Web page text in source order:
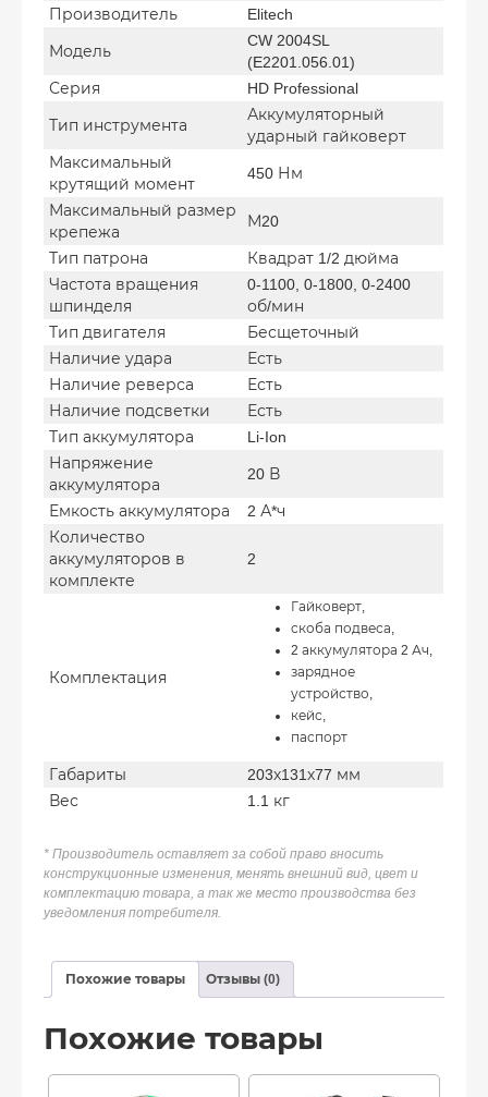
Производитель Elitech
Модель
CW 2004SL
(E2201.056.01)
Серия
HD Professional
Тип инструмента
Аккумуляторный
ударный гайковерт
Максимальный
крутящий момент
450 Нм
Максимальный размер
крепежа
М20
Тип патрона
Квадрат 1/2 дюйма
Частота вращения
шпинделя
0-1100, 0-1800, 0-2400
об/мин
Тип двигателя
Бесщеточный
Наличие удара
Есть
Наличие реверса
Есть
Наличие подсветки
Есть
Тип аккумулятора
Li-Ion
Напряжение
аккумулятора
20 В
Емкость аккумулятора
2 А*ч
Количество
аккумуляторов в
комплекте
2
Комплектация
Гайковерт,
скоба подвеса,
2 аккумулятора 2 Ач,
зарядное
устройство,
кейс,
паспорт
Габариты
203х131х77 мм
Вес
1.1 кг
* Производитель оставляет за собой право вносить
конструкционные изменения, менять внешний вид, цвет и
комплектацию товара, а так же место производства без
уведомления потребителя.
Похожие товары Отзывы (0)
Похожие товары